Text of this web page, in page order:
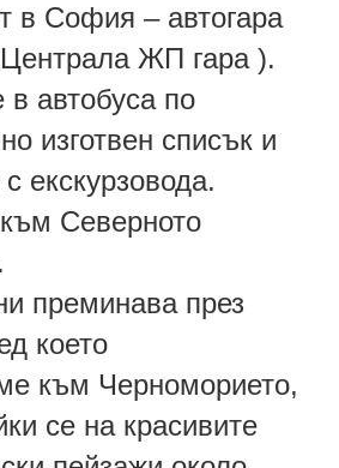
в София – автогара
ЖП гара ).
в автобуса по
изготвен списък и
екскурзовода.
Северното
преминава през
което
към Черноморието,
се на красивите